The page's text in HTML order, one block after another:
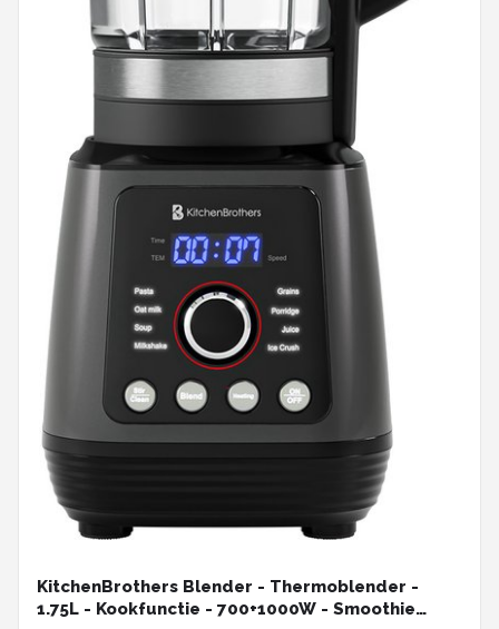
KitchenBrothers Blender - Thermoblender -
1.75L - Kookfunctie - 700+1000W - Smoothie